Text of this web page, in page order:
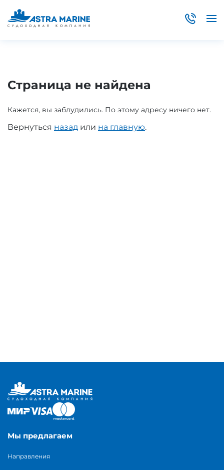
Страница не найдена
Кажется, вы заблудились. По этому адресу ничего нет.
Вернуться назад или на главную.
Мы предлагаем
Направления